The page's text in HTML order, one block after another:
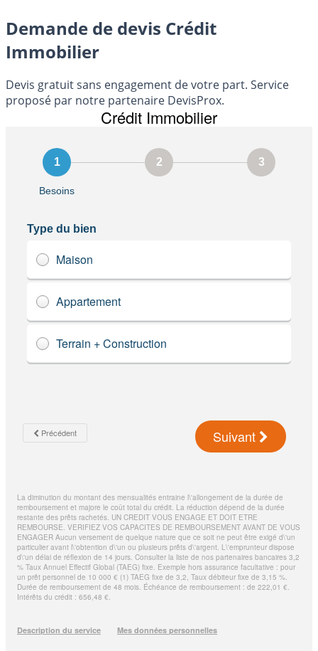
Demande de devis Crédit
Immobilier
Devis gratuit sans engagement de votre part. Service
proposé par notre partenaire DevisProx.